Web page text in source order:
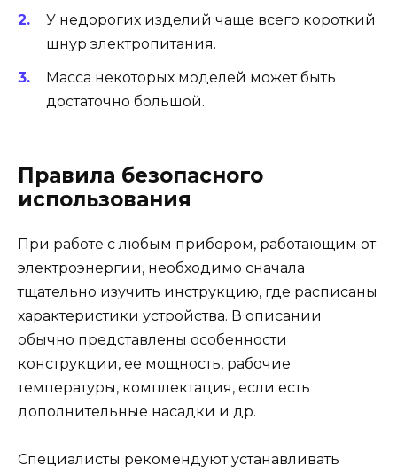
У недорогих изделий чаще всего короткий
шнур электропитания.
Масса некоторых моделей может быть
достаточно большой.
Правила безопасного
использования
При работе с любым прибором, работающим от
электроэнергии, необходимо сначала
тщательно изучить инструкцию, где расписаны
характеристики устройства. В описании
обычно представлены особенности
конструкции, ее мощность, рабочие
температуры, комплектация, если есть
дополнительные насадки и др.
Специалисты рекомендуют устанавливать